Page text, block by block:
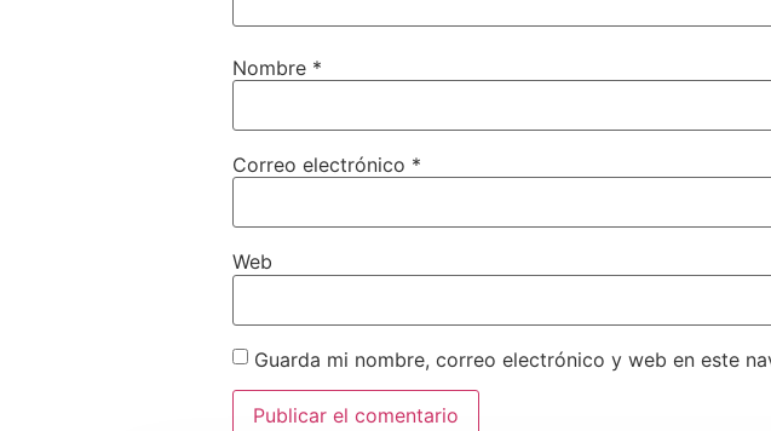
Nombre *
Correo electrónico *
Web
Guarda mi nombre, correo electrónico y web en este